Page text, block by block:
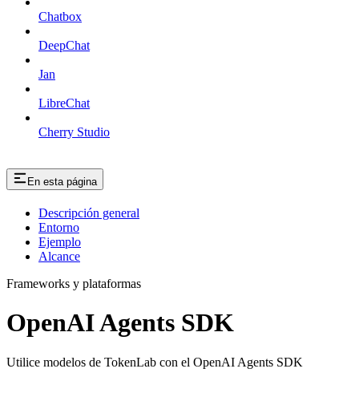
Chatbox
DeepChat
Jan
LibreChat
Cherry Studio
En esta página
Descripción general
Entorno
Ejemplo
Alcance
Frameworks y plataformas
OpenAI Agents SDK
Utilice modelos de TokenLab con el OpenAI Agents SDK